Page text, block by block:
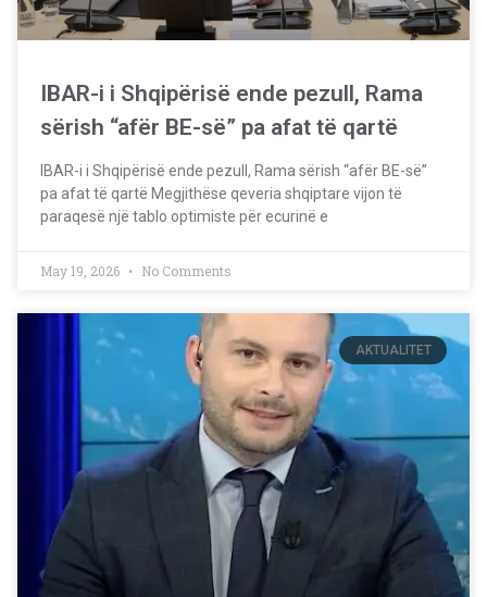
IBAR-i i Shqipërisë ende pezull, Rama
sërish “afër BE-së” pa afat të qartë
IBAR-i i Shqipërisë ende pezull, Rama sërish “afër BE-së”
pa afat të qartë Megjithëse qeveria shqiptare vijon të
paraqesë një tablo optimiste për ecurinë e
May 19, 2026 No Comments
AKTUALITET